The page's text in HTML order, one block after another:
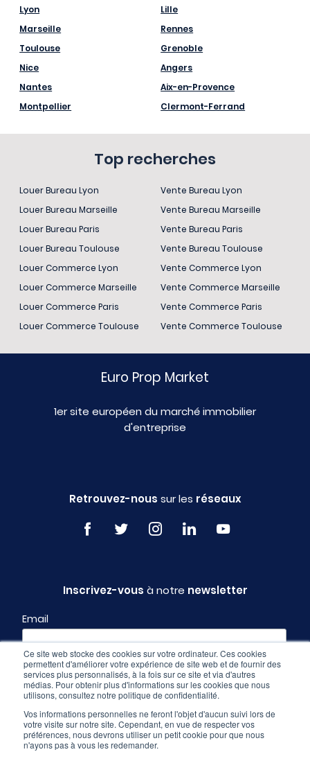
Ce site web stocke des cookies sur votre ordinateur. Ces cookies
permettent d'améliorer votre expérience de site web et de fournir des
services plus personnalisés, à la fois sur ce site et via d'autres
médias. Pour obtenir plus d'informations sur les cookies que nous
utilisons, consultez notre politique de confidentialité.
Vos informations personnelles ne feront l'objet d'aucun suivi lors de
votre visite sur notre site. Cependant, en vue de respecter vos
préférences, nous devrons utiliser un petit cookie pour que nous
n'ayons pas à vous les redemander.
Lyon
Marseille
Toulouse
Nice
Nantes
Montpellier
Lille
Rennes
Grenoble
Angers
Aix-en-Provence
Clermont-Ferrand
Top recherches
Louer Bureau Lyon
Louer Bureau Marseille
Louer Bureau Paris
Louer Bureau Toulouse
Louer Commerce Lyon
Louer Commerce Marseille
Louer Commerce Paris
Louer Commerce Toulouse
Vente Bureau Lyon
Vente Bureau Marseille
Vente Bureau Paris
Vente Bureau Toulouse
Vente Commerce Lyon
Vente Commerce Marseille
Vente Commerce Paris
Vente Commerce Toulouse
Euro Prop Market
1er site européen du marché immobilier
d'entreprise
Retrouvez-nous sur les réseaux
Inscrivez-vous à notre newsletter
Email
Profil